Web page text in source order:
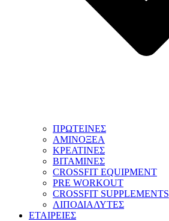
ΠΡΩΤΕΙΝΕΣ
ΑΜΙΝΟΞΕΑ
ΚΡΕΑΤΙΝΕΣ
ΒΙΤΑΜΙΝΕΣ
CROSSFIT EQUIPMENT
PRE WORKOUT
CROSSFIT SUPPLEMENTS
ΛΙΠΟΔΙΑΛΥΤΕΣ
ΕΤΑΙΡΕΙΕΣ